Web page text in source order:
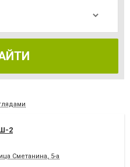
2
Сметанина, 5-а